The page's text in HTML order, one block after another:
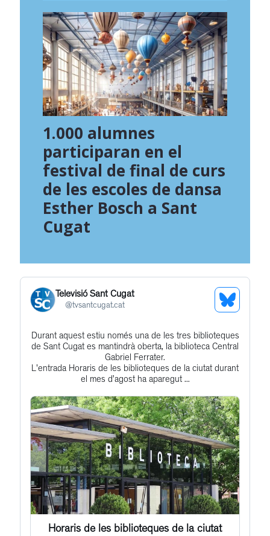
1.000 alumnes
participaran en el
festival de final de curs
de les escoles de dansa
Esther Bosch a Sant
Cugat
Televisió Sant Cugat
@tvsantcugat.cat
See
Profile
Get
to
this
post
Durant aquest estiu només una de les tres biblioteques
de Sant Cugat es mantindrà oberta, la biblioteca Central
Gabriel Ferrater.
L'entrada Horaris de les biblioteques de la ciutat durant
el mes d’agost ha aparegut ...
Horaris de les biblioteques de la ciutat